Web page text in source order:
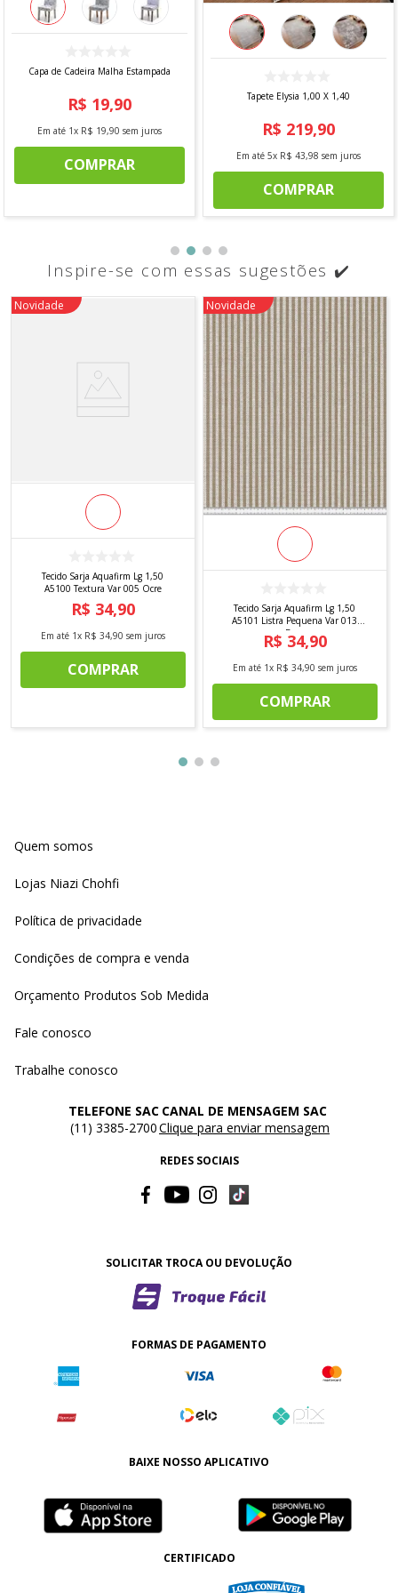
Capa de Cadeira Malha Estampada
R$ 19,90
Em até 1x R$ 19,90 sem juros
COMPRAR
Tapete Elysia 1,00 X 1,40
R$ 219,90
Em até 5x R$ 43,98 sem juros
COMPRAR
Inspire-se com essas sugestões ✔️
Novidade
Tecido Sarja Aquafirm Lg 1,50
A5100 Textura Var 005 Ocre
R$ 34,90
Em até 1x R$ 34,90 sem juros
COMPRAR
Novidade
Tecido Sarja Aquafirm Lg 1,50
A5101 Listra Pequena Var 013
Bege
R$ 34,90
Em até 1x R$ 34,90 sem juros
COMPRAR
Quem somos
Lojas Niazi Chohfi
Política de privacidade
Condições de compra e venda
Orçamento Produtos Sob Medida
Fale conosco
Trabalhe conosco
TELEFONE SAC
(11) 3385-2700
CANAL DE MENSAGEM SAC
Clique para enviar mensagem
REDES SOCIAIS
SOLICITAR TROCA OU DEVOLUÇÃO
FORMAS DE PAGAMENTO
BAIXE NOSSO APLICATIVO
CERTIFICADO